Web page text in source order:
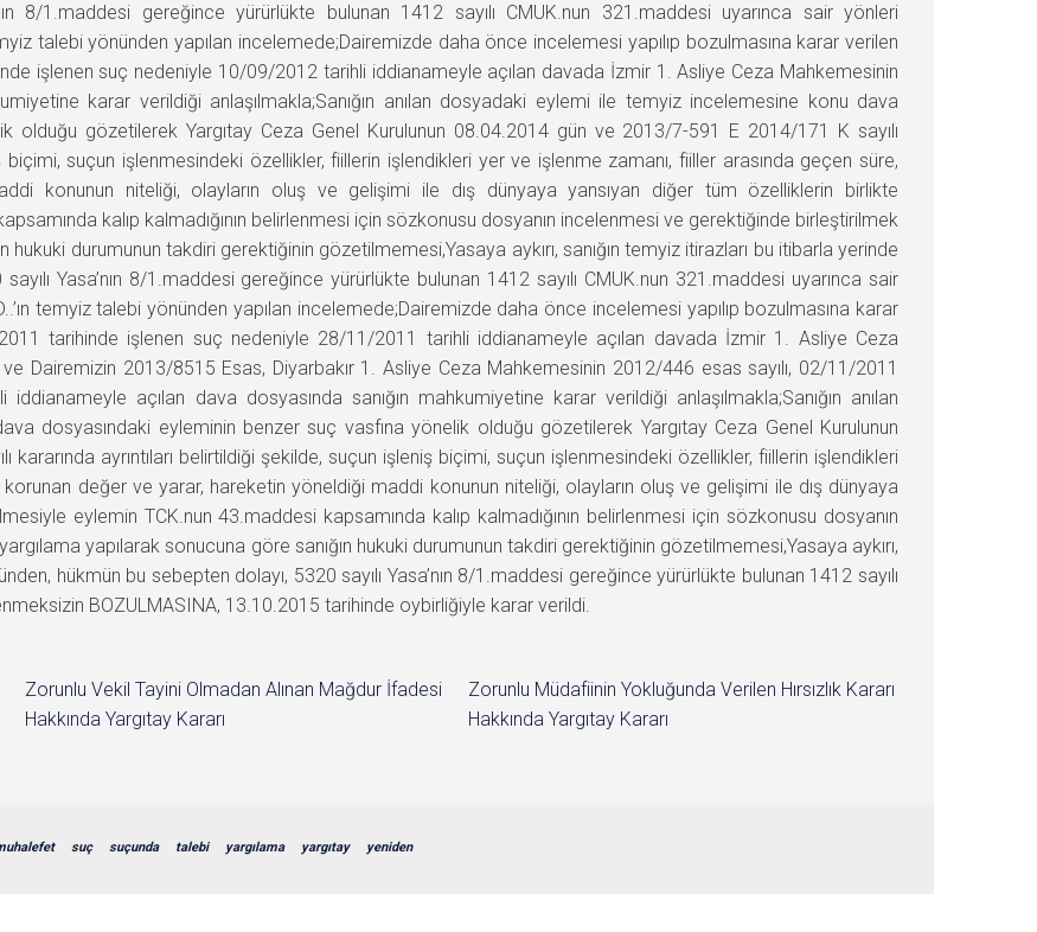
8/1.maddesi gereğince yürürlükte bulunan 1412 sayılı CMUK.nun 321.maddesi uyarınca sair yönleri
talebi yönünden yapılan incelemede;Dairemizde daha önce incelemesi yapılıp bozulmasına karar verilen
işlenen suç nedeniyle 10/09/2012 tarihli iddianameyle açılan davada İzmir 1. Asliye Ceza Mahkemesinin
karar verildiği anlaşılmakla;Sanığın anılan dosyadaki eylemi ile temyiz incelemesine konu dava
olduğu gözetilerek Yargıtay Ceza Genel Kurulunun 08.04.2014 gün ve 2013/7-591 E 2014/171 K sayılı
biçimi, suçun işlenmesindeki özellikler, fiillerin işlendikleri yer ve işlenme zamanı, fiiller arasında geçen süre,
konunun niteliği, olayların oluş ve gelişimi ile dış dünyaya yansıyan diğer tüm özelliklerin birlikte
kalıp kalmadığının belirlenmesi için sözkonusu dosyanın incelenmesi ve gerektiğinde birleştirilmek
hukuki durumunun takdiri gerektiğinin gözetilmemesi,Yasaya aykırı, sanığın temyiz itirazları bu itibarla yerinde
Yasa’nın 8/1.maddesi gereğince yürürlükte bulunan 1412 sayılı CMUK.nun 321.maddesi uyarınca sair
temyiz talebi yönünden yapılan incelemede;Dairemizde daha önce incelemesi yapılıp bozulmasına karar
tarihinde işlenen suç nedeniyle 28/11/2011 tarihli iddianameyle açılan davada İzmir 1. Asliye Ceza
Dairemizin 2013/8515 Esas, Diyarbakır 1. Asliye Ceza Mahkemesinin 2012/446 esas sayılı, 02/11/2011
açılan dava dosyasında sanığın mahkumiyetine karar verildiği anlaşılmakla;Sanığın anılan
dosyasındaki eyleminin benzer suç vasfına yönelik olduğu gözetilerek Yargıtay Ceza Genel Kurulunun
ayrıntıları belirtildiği şekilde, suçun işleniş biçimi, suçun işlenmesindeki özellikler, fiillerin işlendikleri
değer ve yarar, hareketin yöneldiği maddi konunun niteliği, olayların oluş ve gelişimi ile dış dünyaya
eylemin TCK.nun 43.maddesi kapsamında kalıp kalmadığının belirlenmesi için sözkonusu dosyanın
yapılarak sonucuna göre sanığın hukuki durumunun takdiri gerektiğinin gözetilmemesi,Yasaya aykırı,
hükmün bu sebepten dolayı, 5320 sayılı Yasa’nın 8/1.maddesi gereğince yürürlükte bulunan 1412 sayılı
BOZULMASINA, 13.10.2015 tarihinde oybirliğiyle karar verildi.
Zorunlu Vekil Tayini Olmadan Alınan Mağdur İfadesi
Hakkında Yargıtay Kararı
Zorunlu Müdafiinin Yokluğunda Verilen Hırsızlık Kararı
Hakkında Yargıtay Kararı
suç suçunda talebi yargılama yargıtay yeniden